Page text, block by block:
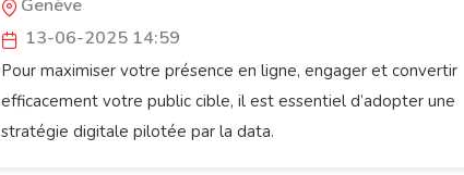
Genève
13-06-2025 14:59
Pour maximiser votre présence en ligne, engager et convertir
efficacement votre public cible, il est essentiel d’adopter une
stratégie digitale pilotée par la data.